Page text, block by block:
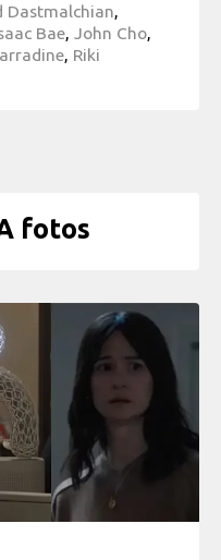
Dastmalchian,
Bae, John Cho,
, Riki
fotos